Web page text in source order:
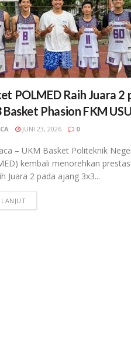
POLMED Raih Juara 2
Phasion FKM
JUNI 23, 2026 0
– UKM Basket Politeknik
kembali menorehkan prestasi
Juara 2 pada ajang 3x3...